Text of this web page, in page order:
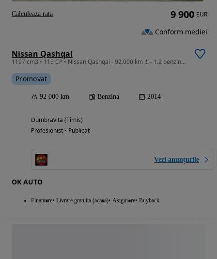
Nissan Qashqai
1197 cm3 • 115 CP • Nissan Qashqai - 92.000 km !!! - 1.2 benzina - 115 c.p. - 2014
Promovat
92 000 km Benzina 2014
Dumbravita (Timis)
Profesionist • Publicat
Vezi anunțurile
OK AUTO
Finantare Livrare gratuita (acasa) Asigurare Buyback
9 900 EUR
Conform mediei
Calculeaza rata